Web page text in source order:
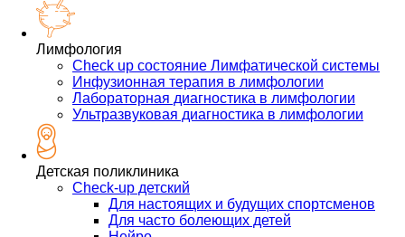
Лимфология
Check up состояние Лимфатической системы
Инфузионная терапия в лимфологии
Лабораторная диагностика в лимфологии
Ультразвуковая диагностика в лимфологии
Детская поликлиника
Check-up детский
Для настоящих и будущих спортсменов
Для часто болеющих детей